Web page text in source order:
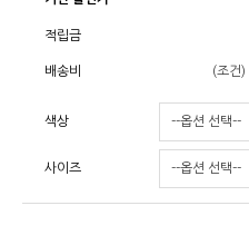
적립금
배송비 (조건)
색상
사이즈